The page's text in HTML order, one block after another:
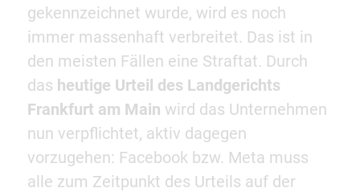
gekennzeichnet wurde, wird es noch
immer massenhaft verbreitet. Das ist in
den meisten Fällen eine Straftat. Durch
das heutige Urteil des Landgerichts
Frankfurt am Main wird das Unternehmen
nun verpflichtet, aktiv dagegen
vorzugehen: Facebook bzw. Meta muss
alle zum Zeitpunkt des Urteils auf der